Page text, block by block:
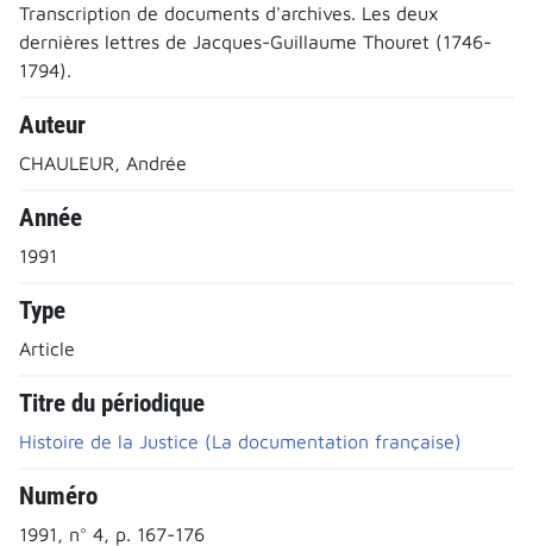
Transcription de documents d'archives. Les deux
dernières lettres de Jacques-Guillaume Thouret (1746-
1794).
Auteur
CHAULEUR, Andrée
Année
1991
Type
Article
Titre du périodique
Histoire de la Justice (La documentation française)
Numéro
1991, n° 4, p. 167-176